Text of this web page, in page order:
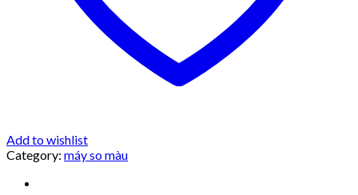
Add to wishlist
Category: máy so màu